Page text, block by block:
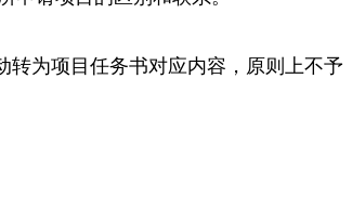
为项目任务书对应内容，原则上不予